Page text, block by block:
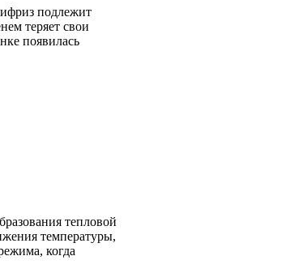
подлежит
теряет свои
появилась
тепловой
температуры,
когда